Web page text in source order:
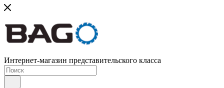
Интернет-магазин представительского класса